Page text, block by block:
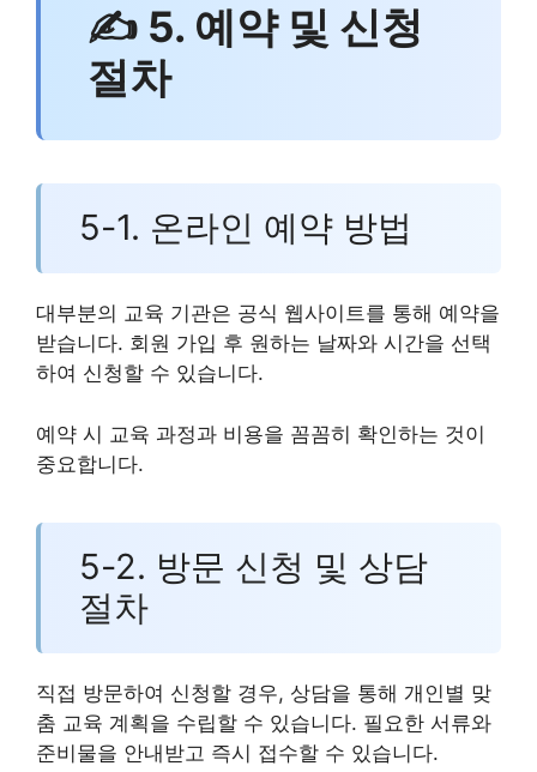
✍ 5. 예약 및 신청
절차
5-1. 온라인 예약 방법
대부분의 교육 기관은 공식 웹사이트를 통해 예약을
받습니다. 회원 가입 후 원하는 날짜와 시간을 선택
하여 신청할 수 있습니다.
예약 시 교육 과정과 비용을 꼼꼼히 확인하는 것이
중요합니다.
5-2. 방문 신청 및 상담
절차
직접 방문하여 신청할 경우, 상담을 통해 개인별 맞
춤 교육 계획을 수립할 수 있습니다. 필요한 서류와
준비물을 안내받고 즉시 접수할 수 있습니다.